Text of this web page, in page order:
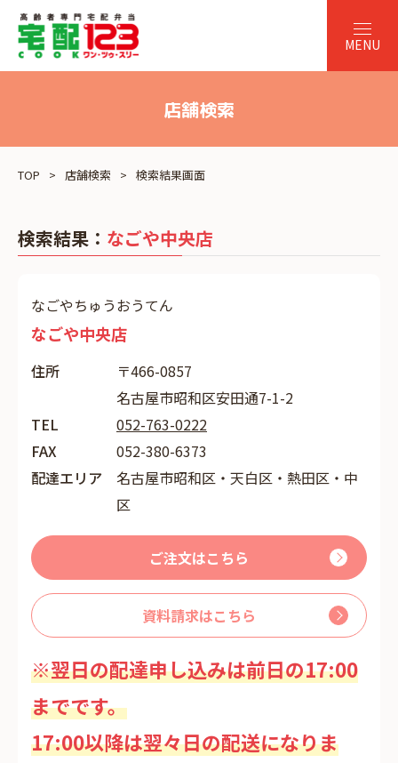
店舗検索
TOP 店舗検索 検索結果画面
検索結果： なごや中央店
なごやちゅうおうてん
なごや中央店
住所
〒466-0857
名古屋市昭和区安田通7-1-2
TEL
052-763-0222
FAX
052-380-6373
配達エリア
名古屋市昭和区・天白区・熱田区・中
区
ご注文はこちら
資料請求はこちら
※翌日の配達申し込みは前日の17:00
までです。
17:00以降は翌々日の配送になりま